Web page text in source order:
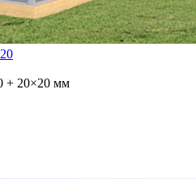
+ 20×20 мм